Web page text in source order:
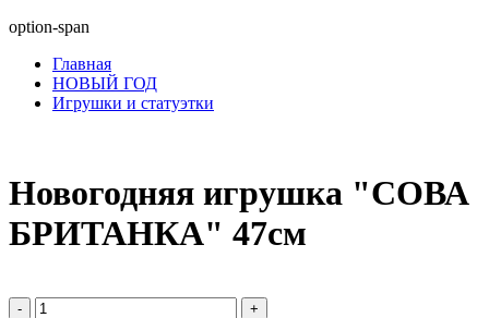
option-span
Главная
НОВЫЙ ГОД
Игрушки и статуэтки
Новогодняя игрушка "СОВА
БРИТАНКА" 47см
-
+